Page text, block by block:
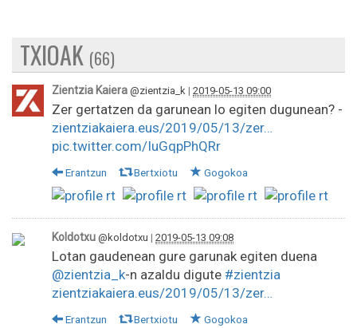
TXIOAK (66)
Zientzia Kaiera @zientzia_k | 2019-05-13 09:00
Zer gertatzen da garunean lo egiten dugunean? -
zientziakaiera.eus/2019/05/13/zer…
pic.twitter.com/IuGqpPhQRr
Erantzun Bertxiotu Gogokoa
Koldotxu @koldotxu | 2019-05-13 09:08
Lotan gaudenean gure garunak egiten duena
@zientzia_k⁩-n azaldu digute #zientzia
zientziakaiera.eus/2019/05/13/zer…
Erantzun Bertxiotu Gogokoa